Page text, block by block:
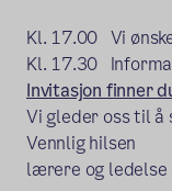
Kl. 17.00 Vi
Kl. 17.30
Invitasjon finner
Vi gleder oss til å
Vennlig hilsen
lærere og ledelse